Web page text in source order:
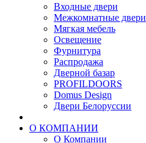
Входные двери
Межкомнатные двери
Мягкая мебель
Освещение
Фурнитура
Распродажа
Дверной базар
PROFILDOORS
Domus Design
Двери Белоруссии
О КОМПАНИИ
О Компании